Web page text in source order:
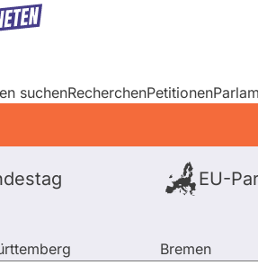
suchenRecherchenPetitionen
EU-
Bremen